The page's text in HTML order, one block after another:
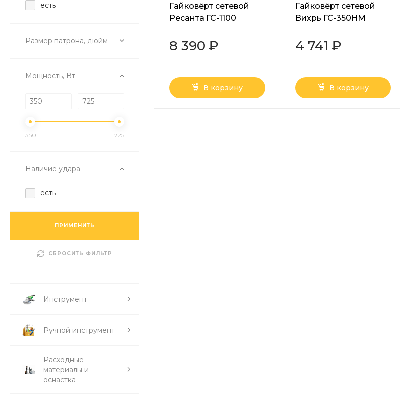
есть
Размер патрона, дюйм
Мощность, Вт
350 725
Наличие удара
есть
ПРИМЕНИТЬ
СБРОСИТЬ ФИЛЬТР
Инструмент
Ручной инструмент
Расходные
материалы и
оснастка
Гайковёрт сетевой
Ресанта ГС-1100
8 390 ₽
В корзину
Гайковёрт сетевой
Вихрь ГС-350НМ
4 741 ₽
В корзину